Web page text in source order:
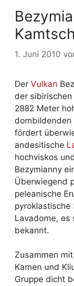
1. Juni 2010
Der Vulkan
der
2882 Meter
dombildenden
fördert
andesitische
hochviskos
Bezymianny
Überwiegend
peleanische
pyroklastische
Lavadome, es
bekannt.
Zusammen
Kamen und
Gruppe dicht